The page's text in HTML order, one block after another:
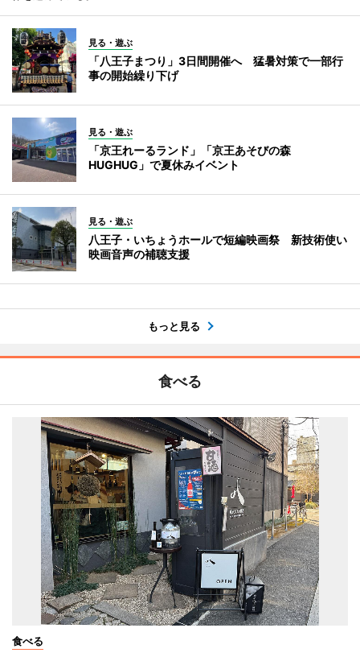
見る・遊ぶ
「八王子まつり」3日間開催へ 猛暑対策で一部行
事の開始繰り下げ
見る・遊ぶ
「京王れーるランド」「京王あそびの森
HUGHUG」で夏休みイベント
見る・遊ぶ
八王子・いちょうホールで短編映画祭 新技術使い
映画音声の補聴支援
もっと見る
食べる
食べる